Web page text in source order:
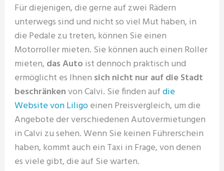
Für diejenigen, die gerne auf zwei Rädern
unterwegs sind und nicht so viel Mut haben, in
die Pedale zu treten, können Sie einen
Motorroller mieten. Sie können auch einen Roller
mieten, das Auto ist dennoch praktisch und
ermöglicht es Ihnen sich nicht nur auf die Stadt
beschränkenvon Calvi. Sie finden aufdie
Website von Liligoeinen Preisvergleich, um die
Angebote der verschiedenen Autovermietungen
in Calvi zu sehen. Wenn Sie keinen Führerschein
haben, kommt auch ein Taxi in Frage, von denen
es viele gibt, die auf Sie warten.